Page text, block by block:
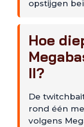
opstijgen
Hoe
II?
De
rond één
volgens